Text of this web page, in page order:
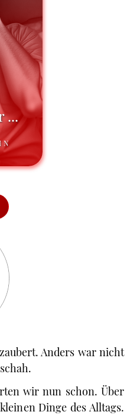
...
Anders war nicht
wir nun schon. Über
Dinge des Alltags.